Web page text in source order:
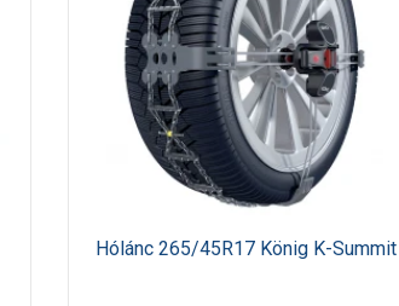
Hólánc 265/45R17 König K-Summit